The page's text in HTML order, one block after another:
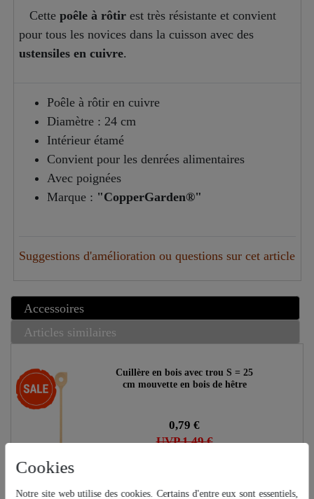
Cette poêle à rôtir est très résistante et convient
pour tous les novices dans la cuisson avec des
ustensiles en cuivre.
Poêle à rôtir en cuivre
Diamètre : 24 cm
Intérieur étamé
Convient pour les denrées alimentaires
Avec poignées
Marque : "CopperGarden®"
Suggestions d'amélioration ou questions sur cet article
Accessoires
Articles similaires
-47%
Cuillère en bois avec trou S = 25
cm mouvette en bois de hêtre
UVP 1,49 €
0,79 €
Cookies
Notre site web utilise des cookies. Certains d'entre eux sont essentiels,